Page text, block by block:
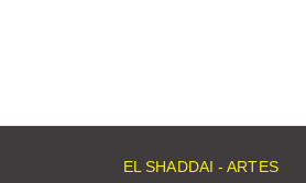
EL SHADDAI - ARTES